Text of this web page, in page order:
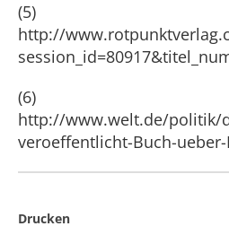
(5)
http://
(6)
http://www.welt.de/politik/
veroeffentlicht-Buch-
Drucken